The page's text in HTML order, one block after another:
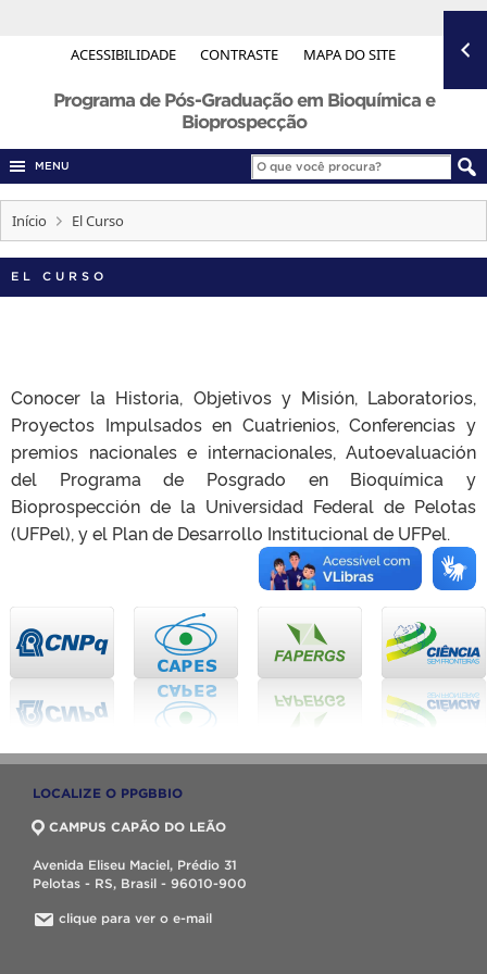
ACESSIBILIDADE CONTRASTE MAPA DO SITE
Programa de Pós-Graduação em Bioquímica e
Bioprospecção
MENU
Início El Curso
EL CURSO
Conocer la Historia, Objetivos y Misión, Laboratorios,
Proyectos Impulsados ​​en Cuatrienios, Conferencias y
premios nacionales e internacionales, Autoevaluación
del Programa de Posgrado en Bioquímica y
Bioprospección de la Universidad Federal de Pelotas
(UFPel), y el Plan de Desarrollo Institucional de UFPel.
LOCALIZE O PPGBBIO
CAMPUS CAPÃO DO LEÃO
Avenida Eliseu Maciel, Prédio 31
Pelotas - RS, Brasil - 96010-900
clique para ver o e-mail